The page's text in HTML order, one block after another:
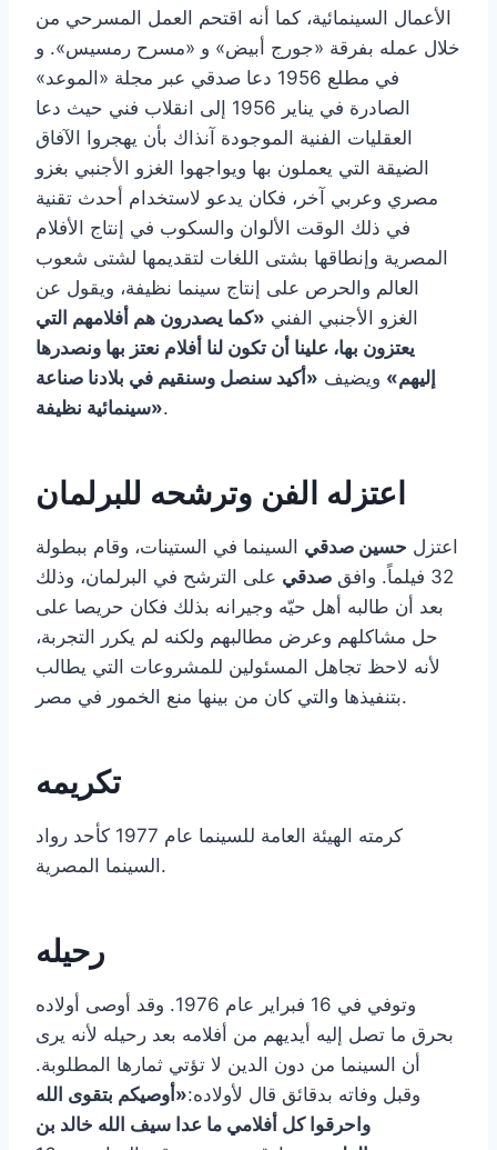
الأعمال السينمائية، كما أنه اقتحم العمل المسرحي من
خلال عمله بفرقة «جورج أبيض» و «مسرح رمسيس». و
في مطلع 1956 دعا صدقي عبر مجلة «الموعد»
الصادرة في يناير 1956 إلى انقلاب فني حيث دعا
العقليات الفنية الموجودة آنذاك بأن يهجروا الآفاق
الضيقة التي يعملون بها ويواجهوا الغزو الأجنبي بغزو
مصري وعربي آخر، فكان يدعو لاستخدام أحدث تقنية
في ذلك الوقت الألوان والسكوب في إنتاج الأفلام
المصرية وإنطاقها بشتى اللغات لتقديمها لشتى شعوب
العالم والحرص على إنتاج سينما نظيفة، ويقول عن
الغزو الأجنبي الفني «كما يصدرون هم أفلامهم التي
يعتزون بها، علينا أن تكون لنا أفلام نعتز بها ونصدرها
إليهم» ويضيف «أكيد سنصل وسنقيم في بلادنا صناعة
سينمائية نظيفة».
اعتزله الفن وترشحه للبرلمان
اعتزل حسين صدقي السينما في الستينات، وقام ببطولة
32 فيلماً. وافق
صدقي على الترشح في البرلمان، وذلك
بعد أن طالبه أهل حيّه وجيرانه بذلك فكان حريصا على
حل مشاكلهم وعرض مطالبهم ولكنه لم يكرر التجربة،
لأنه لاحظ تجاهل المسئولين للمشروعات التي يطالب
بتنفيذها والتي كان من بينها منع الخمور في مصر.
تكريمه
كرمته الهيئة العامة للسينما عام 1977 كأحد رواد
السينما المصرية.
رحيله
وتوفي في 16 فبراير عام 1976. وقد أوصى أولاده
بحرق ما تصل إليه أيديهم من أفلامه بعد رحيله لأنه يرى
أن السينما من دون الدين لا تؤتي ثمارها المطلوبة.
وقبل وفاته بدقائق قال لأولاده:«أوصيكم بتقوى الله
واحرقوا كل أفلامي ما عدا سيف الله خالد بن